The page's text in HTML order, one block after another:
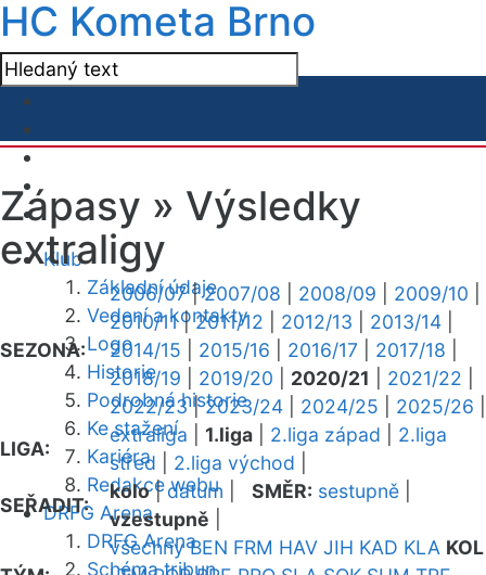
HC Kometa Brno
Klub
Základní údaje
Vedení a kontakty
Logo
Historie
Podrobná historie
Ke stažení
Kariéra
Redakce webu
DRFG Arena
DRFG Arena
Schéma tribun
Zápasy » Výsledky
extraligy
SEZONA:
2006/07|2007/08 2008/09 2009/10
2010/11|2011/12 2012/13 2013/14
2014/15
2015/16 2016/17 2017/18
2018/19
2019/20 2020/21 2021/22
2022/23|2023/24 2024/25 2025/26
LIGA:
extraliga 1.liga 2.liga západ
2.liga
střed
2.liga východ
SEŘADIT:
kolo|datum SMĚR: sestupně
vzestupně
všechny BEN FRM HAV JIH KAD KLA KOL